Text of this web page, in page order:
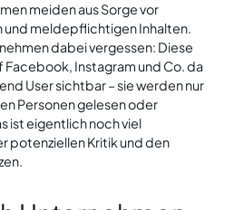
meiden aus Sorge vor
und meldepflichtigen Inhalten.
dabei vergessen: Diese
Facebook, Instagram und Co. da
User sichtbar – sie werden nur
Personen gelesen oder
ist eigentlich noch viel
potenziellen Kritik und den